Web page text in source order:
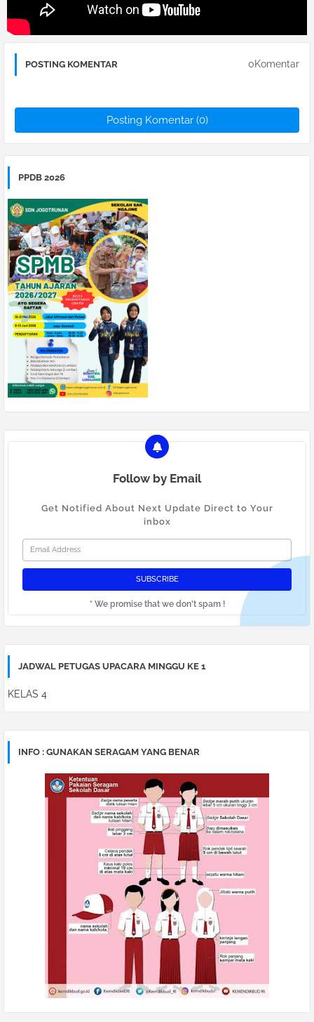
POSTING KOMENTAR 0Komentar
Posting Komentar (0)
PPDB 2026
Follow by Email
Get Notified About Next Update Direct to Your
inbox
* We promise that we don't spam !
JADWAL PETUGAS UPACARA MINGGU KE 1
KELAS 4
INFO : GUNAKAN SERAGAM YANG BENAR